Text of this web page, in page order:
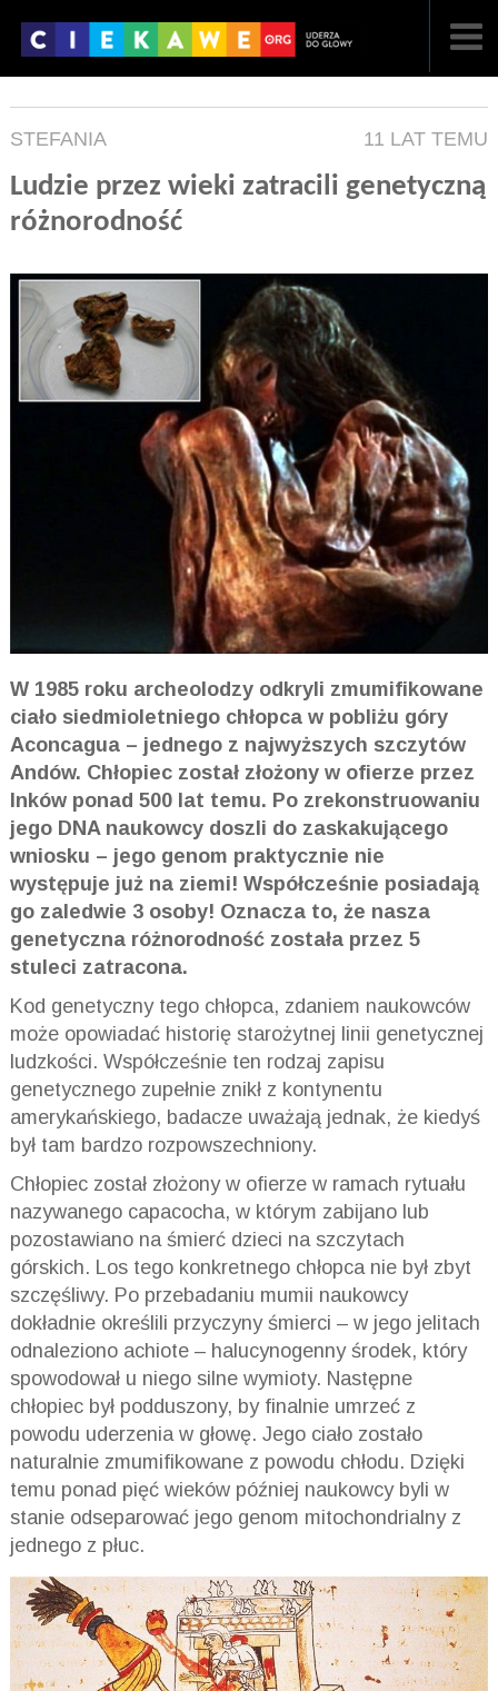
STEFANIA 11 LAT TEMU
Ludzie przez wieki zatracili genetyczną
różnorodność
W 1985 roku archeolodzy odkryli zmumifikowane
ciało siedmioletniego chłopca w pobliżu góry
Aconcagua – jednego z najwyższych szczytów
Andów. Chłopiec został złożony w ofierze przez
Inków ponad 500 lat temu. Po zrekonstruowaniu
jego DNA naukowcy doszli do zaskakującego
wniosku – jego genom praktycznie nie
występuje już na ziemi! Współcześnie posiadają
go zaledwie 3 osoby! Oznacza to, że nasza
genetyczna różnorodność została przez 5
stuleci zatracona.
Kod genetyczny tego chłopca, zdaniem naukowców
może opowiadać historię starożytnej linii genetycznej
ludzkości. Współcześnie ten rodzaj zapisu
genetycznego zupełnie znikł z kontynentu
amerykańskiego, badacze uważają jednak, że kiedyś
był tam bardzo rozpowszechniony.
Chłopiec został złożony w ofierze w ramach rytuału
nazywanego capacocha, w którym zabijano lub
pozostawiano na śmierć dzieci na szczytach
górskich. Los tego konkretnego chłopca nie był zbyt
szczęśliwy. Po przebadaniu mumii naukowcy
dokładnie określili przyczyny śmierci – w jego jelitach
odnaleziono achiote – halucynogenny środek, który
spowodował u niego silne wymioty. Następne
chłopiec był podduszony, by finalnie umrzeć z
powodu uderzenia w głowę. Jego ciało zostało
naturalnie zmumifikowane z powodu chłodu. Dzięki
temu ponad pięć wieków później naukowcy byli w
stanie odseparować jego genom mitochondrialny z
jednego z płuc.
NAJNOWSZE
FILMY
G GALERIA
REGULAMIN
KONTAKT